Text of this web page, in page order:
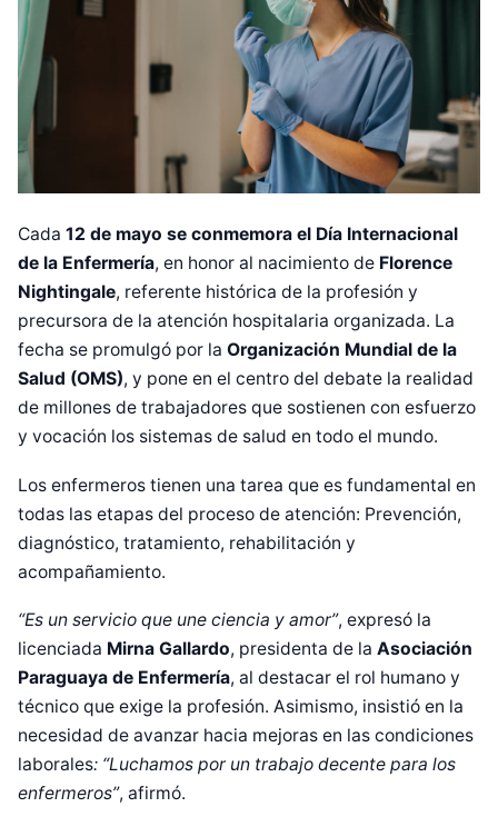
Cada 12 de mayo se conmemora el Día Internacional
de la Enfermería, en honor al nacimiento de Florence
Nightingale, referente histórica de la profesión y
precursora de la atención hospitalaria organizada. La
fecha se promulgó por la Organización Mundial de la
Salud (OMS), y pone en el centro del debate la realidad
de millones de trabajadores que sostienen con esfuerzo
y vocación los sistemas de salud en todo el mundo.
Los enfermeros tienen una tarea que es fundamental en
todas las etapas del proceso de atención: Prevención,
diagnóstico, tratamiento, rehabilitación y
acompañamiento.
“Es un servicio que une ciencia y amor”, expresó la
licenciada Mirna Gallardo, presidenta de la Asociación
Paraguaya de Enfermería, al destacar el rol humano y
técnico que exige la profesión. Asimismo, insistió en la
necesidad de avanzar hacia mejoras en las condiciones
laborales: “Luchamos por un trabajo decente para los
enfermeros”, afirmó.